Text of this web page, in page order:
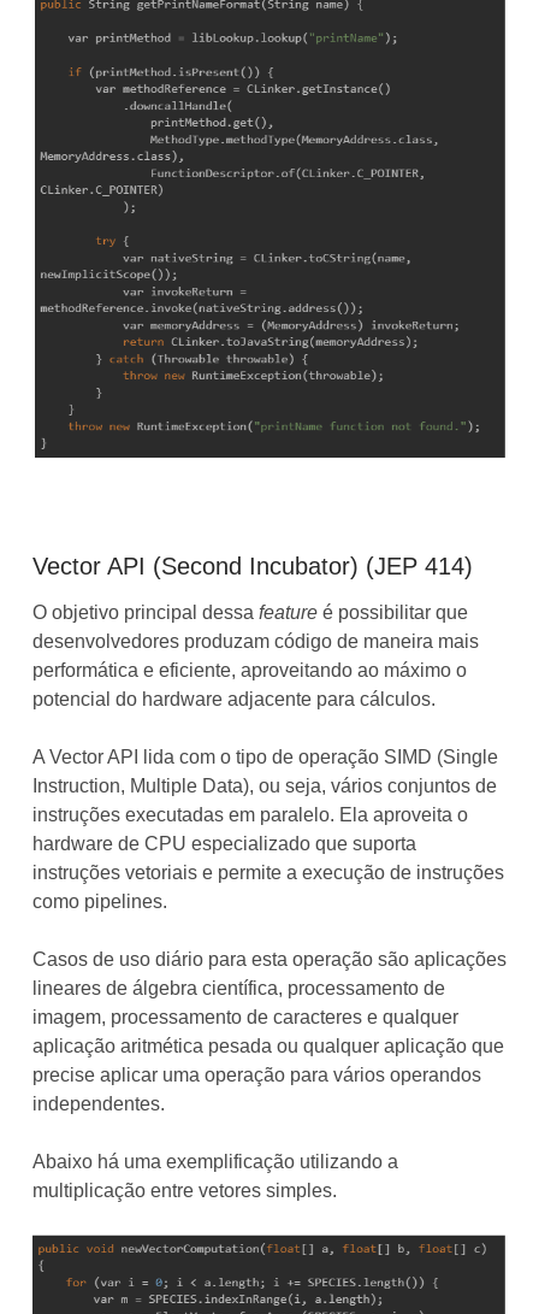
Vector API (Second Incubator) (JEP 414)
O objetivo principal dessa feature é possibilitar que
desenvolvedores produzam código de maneira mais
performática e eficiente, aproveitando ao máximo o
potencial do hardware adjacente para cálculos.
A Vector API lida com o tipo de operação SIMD (Single
Instruction, Multiple Data), ou seja, vários conjuntos de
instruções executadas em paralelo. Ela aproveita o
hardware de CPU especializado que suporta
instruções vetoriais e permite a execução de instruções
como pipelines.
Casos de uso diário para esta operação são aplicações
lineares de álgebra científica, processamento de
imagem, processamento de caracteres e qualquer
aplicação aritmética pesada ou qualquer aplicação que
precise aplicar uma operação para vários operandos
independentes.
Abaixo há uma exemplificação utilizando a
multiplicação entre vetores simples.